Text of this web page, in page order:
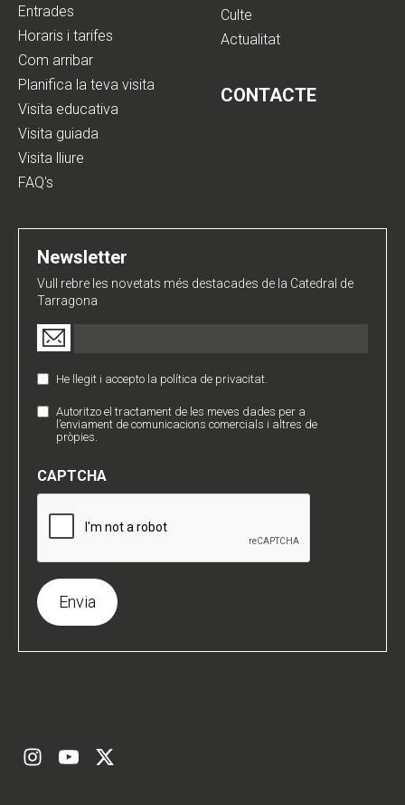
Entrades
Horaris i tarifes
Com arribar
Planifica la teva visita
Visita educativa
Visita guiada
Visita lliure
FAQ's
Culte
Actualitat
CONTACTE
Newsletter
Vull rebre les novetats més destacades de la Catedral de
Tarragona
Email
(Obligatori)
Política
Privacidad
(Obligatori)
He llegit i accepto la política de privacitat.
Comunicaciones
Comerciales
Autoritzo el tractament de les meves dades per a
l’enviament de comunicacions comercials i altres de
pròpies.
CAPTCHA